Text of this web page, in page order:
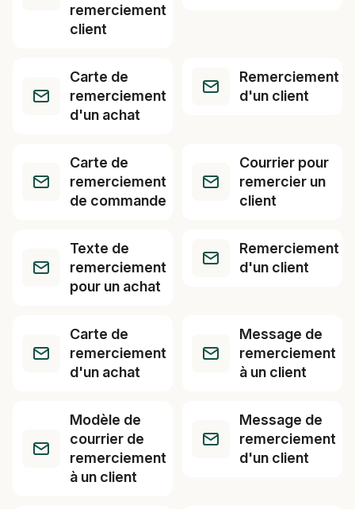
remerciement
client
Carte de
remerciement
d'un achat
Remerciement
d'un client
Carte de
remerciement
de commande
Courrier pour
remercier un
client
Texte de
remerciement
pour un achat
Remerciement
d'un client
Carte de
remerciement
d'un achat
Message de
remerciement
à un client
Modèle de
courrier de
remerciement
à un client
Message de
remerciement
d'un client